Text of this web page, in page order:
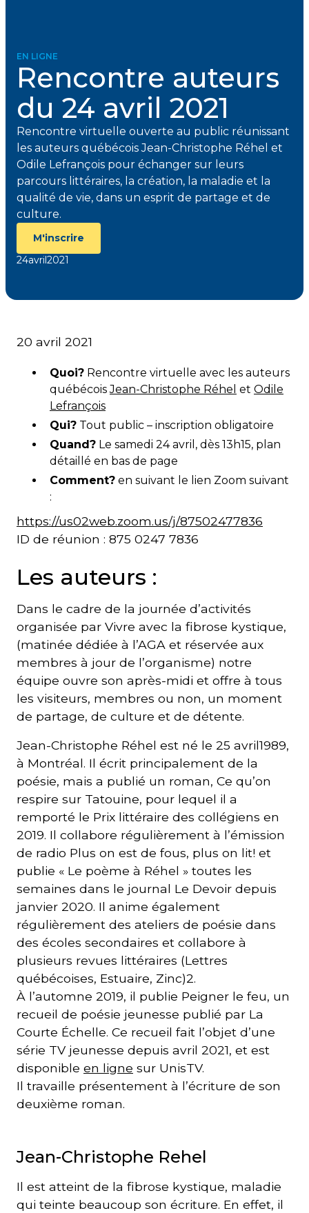
EN LIGNE
Rencontre auteurs
du 24 avril 2021
Rencontre virtuelle ouverte au public réunissant
les auteurs québécois Jean-Christophe Réhel et
Odile Lefrançois pour échanger sur leurs
parcours littéraires, la création, la maladie et la
qualité de vie, dans un esprit de partage et de
culture.
M'inscrire
24avril2021
20 avril 2021
Quoi? Rencontre virtuelle avec les auteurs
québécoisJean-Christophe Réhel et Odile
Lefrançois
Qui? Tout public – inscription obligatoire
Quand? Le samedi 24 avril, dès 13h15, plan
détaillé en bas de page
Comment? en suivant le lien Zoom suivant
:
https://us02web.zoom.us/j/87502477836
ID de réunion : 875 0247 7836
Les auteurs :
Dans le cadre de la journée d’activités
organisée par Vivre avec la fibrose kystique,
(matinée dédiée à l’AGA et réservée aux
membres à jour de l’organisme) notre
équipe ouvre son après-midi et offre à tous
les visiteurs, membres ou non, un moment
de partage, de culture et de détente.
Jean-Christophe Réhel est né le 25 avril1989,
à Montréal. Il écrit principalement de la
poésie, mais a publié un roman, Ce qu’on
respire sur Tatouine, pour lequel il a
remporté le Prix littéraire des collégiens en
2019. Il collabore régulièrement à l’émission
de radio Plus on est de fous, plus on lit! et
publie « Le poème à Réhel » toutes les
semaines dans le journal Le Devoir depuis
janvier 2020. Il anime également
régulièrement des ateliers de poésie dans
des écoles secondaires et collabore à
plusieurs revues littéraires (Lettres
québécoises, Estuaire, Zinc)2.
À l’automne 2019, il publie Peigner le feu, un
recueil de poésie jeunesse publié par La
Courte Échelle. Ce recueil fait l’objet d’une
série TV jeunesse depuis avril 2021, et est
disponible en ligne sur UnisTV.
Il travaille présentement à l’écriture de son
deuxième roman.
Jean-Christophe Rehel
Il est atteint de la fibrose kystique, maladie
qui teinte beaucoup son écriture. En effet, il